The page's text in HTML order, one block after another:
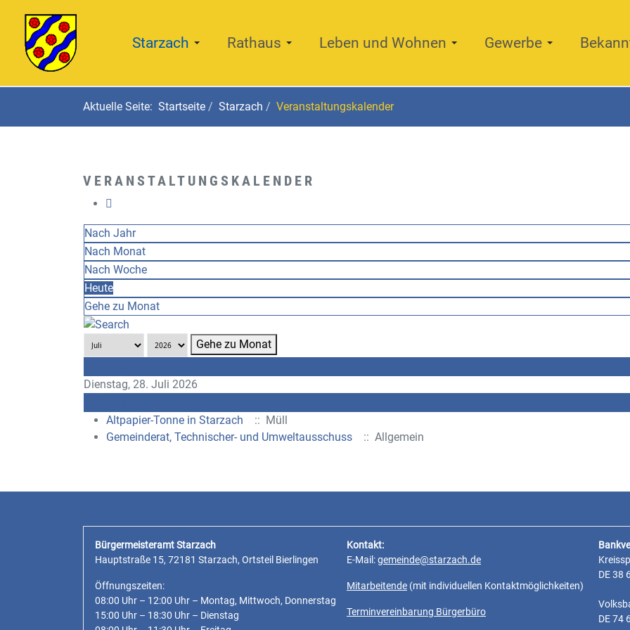
Starzach Rathaus Leben und Wohnen Gewerbe
Aktuelle Seite: Startseite Starzach Veranstaltungskalender
VERANSTALTUNGSKALENDER
Nach Jahr
Nach Monat
Nach Woche
Heute
Gehe zu Monat
Gehe zu Monat
Dienstag, 28. Juli 2026
Altpapier-Tonne in Starzach
:: Müll
Gemeinderat, Technischer- und Umweltausschuss
:: Allgemein
Bürgermeisteramt Starzach
Hauptstraße 15, 72181 Starzach, Ortsteil Bierlingen
Öffnungszeiten:
08:00 Uhr – 12:00 Uhr – Montag, Mittwoch, Donnerstag
15:00 Uhr – 18:30 Uhr – Dienstag
Kontakt:
E-Mail:gemeinde@starzach.de
Mitarbeitende (mit individuellen Kontaktmöglichkeiten)
Terminvereinbarung Bürgerbüro
DE 38
DE 74